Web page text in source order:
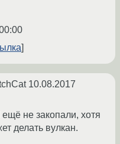
10.08.2017
ещё не закопали, хотя
делать вулкан.